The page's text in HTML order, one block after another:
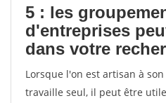
5 : les
d'entreprises
dans votre
Lorsque l'on est artisan à
travaille seul, il peut être